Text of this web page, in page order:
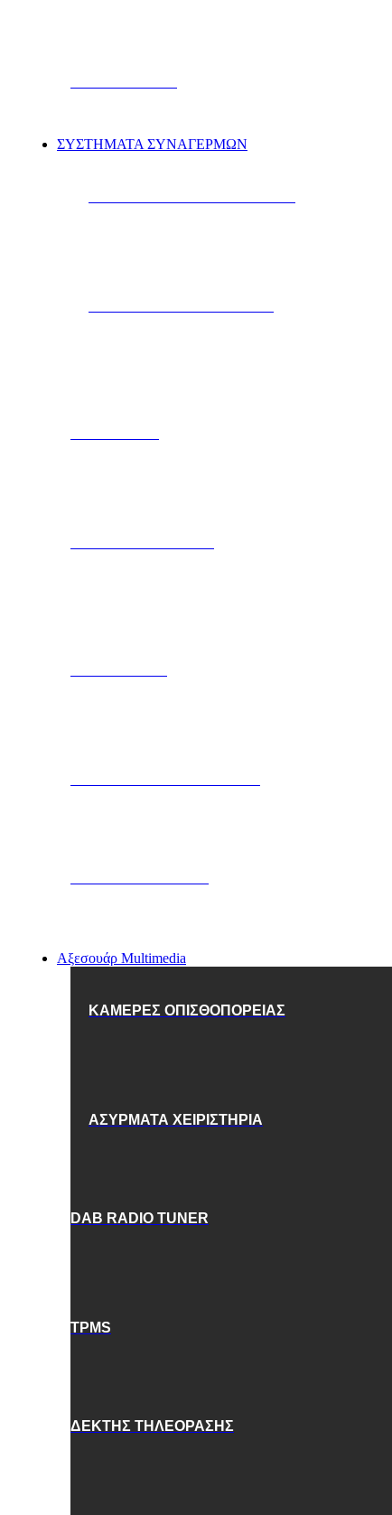
ΣΥΣΤΗΜΑΤΑ ΣΥΝΑΓΕΡΜΩΝ
Αξεσουάρ Multimedia
ΚΑΜΕΡΕΣ ΟΠΙΣΘΟΠΟΡΕΙΑΣ
ΑΣΥΡΜΑΤΑ ΧΕΙΡΙΣΤΗΡΙΑ
DAB RADIO TUNER
TPMS
ΔΕΚΤΗΣ ΤΗΛΕΟΡΑΣΗΣ